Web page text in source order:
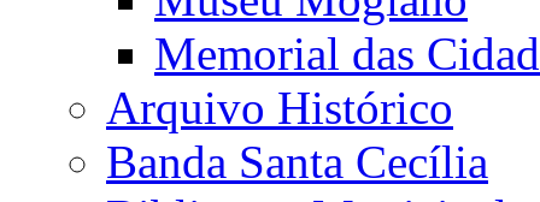
Memorial das
Arquivo Histórico
Banda Santa Cecília